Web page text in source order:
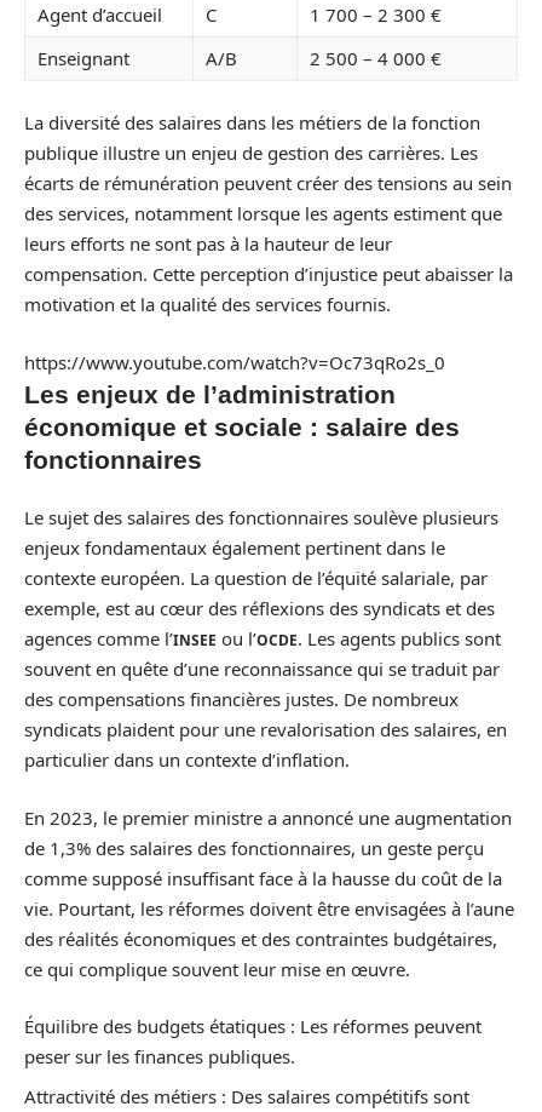
Agent d’accueil C
1 700 – 2 300 €
Enseignant
A/B 2 500 – 4 000 €
La diversité des salaires dans les métiers de la fonction
publique illustre un enjeu de gestion des carrières. Les
écarts de rémunération peuvent créer des tensions au sein
des services, notamment lorsque les agents estiment que
leurs efforts ne sont pas à la hauteur de leur
compensation. Cette perception d’injustice peut abaisser la
motivation et la qualité des services fournis.
https://www.youtube.com/watch?v=Oc73qRo2s_0
Les enjeux de l’administration
économique et sociale : salaire des
fonctionnaires
Le sujet des salaires des fonctionnaires soulève plusieurs
enjeux fondamentaux également pertinent dans le
contexte européen. La question de l’équité salariale, par
exemple, est au cœur des réflexions des syndicats et des
agences comme l’INSEE ou l’OCDE. Les agents publics sont
souvent en quête d’une reconnaissance qui se traduit par
des compensations financières justes. De nombreux
syndicats plaident pour une revalorisation des salaires, en
particulier dans un contexte d’inflation.
En 2023, le premier ministre a annoncé une augmentation
de 1,3% des salaires des fonctionnaires, un geste perçu
comme supposé insuffisant face à la hausse du coût de la
vie. Pourtant, les réformes doivent être envisagées à l’aune
des réalités économiques et des contraintes budgétaires,
ce qui complique souvent leur mise en œuvre.
Équilibre des budgets étatiques : Les réformes peuvent
peser sur les finances publiques.
Attractivité des métiers : Des salaires compétitifs sont